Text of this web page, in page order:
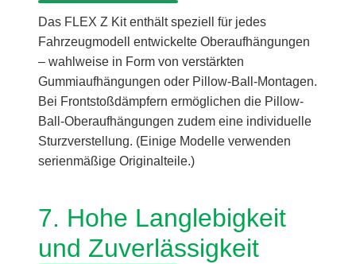
Das FLEX Z Kit enthält speziell für jedes
Fahrzeugmodell entwickelte Oberaufhängungen
– wahlweise in Form von verstärkten
Gummiaufhängungen oder Pillow-Ball-Montagen.
Bei Frontstoßdämpfern ermöglichen die Pillow-
Ball-Oberaufhängungen zudem eine individuelle
Sturzverstellung. (Einige Modelle verwenden
serienmäßige Originalteile.)
7. Hohe Langlebigkeit
und Zuverlässigkeit